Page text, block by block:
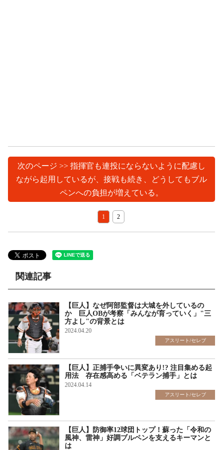
次のページ >> 指揮官も連投にならないように配慮し
ながら起用しているが、接戦も続き、どうしてもブル
ペンへの負担が増えている。
1 2
関連記事
【巨人】なぜ阿部監督は大城を外しているの
か 巨人OBが考察「みんなが育っていく」"三
方よし"の背景とは
2024.04.20
アスリート/セレブ
【巨人】正捕手争いに異変あり!? 注目集める起
用法 存在感高める「ベテラン捕手」とは
2024.04.14
アスリート/セレブ
【巨人】防御率12球団トップ！蘇った「令和の
風神、雷神」好調ブルペンを支えるキーマンと
は